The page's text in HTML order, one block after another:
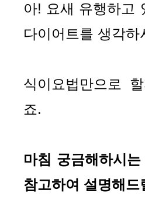
아! 요새 유행하고
다이어트를 생각하
식이요법만으로
죠.
마침 궁금해하시
참고하여 설명해드